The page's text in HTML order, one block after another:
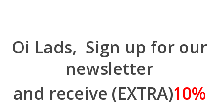
Oi Lads, Sign up for our
newsletter
and receive (EXTRA)10%